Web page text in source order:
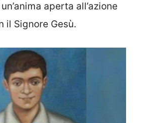
aperta all’azione
il Signore Gesù.